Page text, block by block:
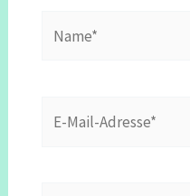
Mail-